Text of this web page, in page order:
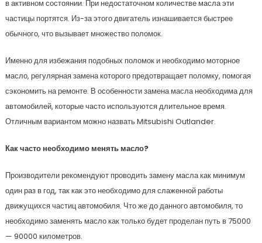
в активном состоянии. При недостаточном количестве масла эти
частицы портятся. Из-за этого двигатель изнашивается быстрее
обычного, что вызывает множество поломок.
Именно для избежания подобных поломок и необходимо моторное
масло, регулярная замена которого предотвращает поломку, помогая
сэкономить на ремонте. В особенности замена масла необходима для
автомобилей, которые часто используются длительное время.
Отличным вариантом можно назвать Mitsubishi Outlander.
Как часто необходимо менять масло?
Производители рекомендуют проводить замену масла как минимум
один раз в год, так как это необходимо для слаженной работы
движущихся частиц автомобиля. Что же до данного автомобиля, то
необходимо заменять масло как только будет проделан путь в 75000
— 90000 километров.